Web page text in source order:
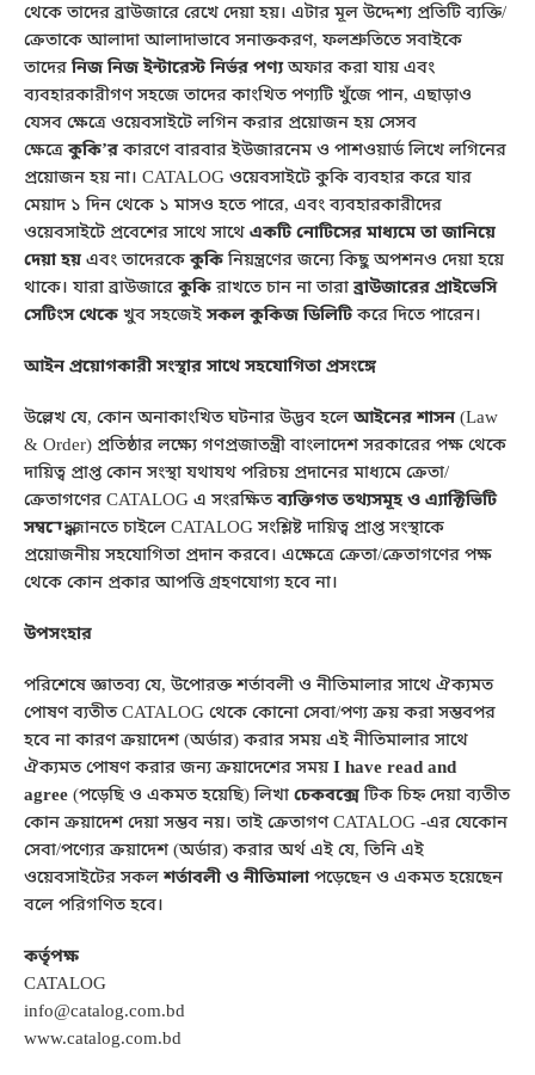
থেকে তাদের ব্রাউজারে রেখে দেয়া হয়। এটার মূল উদ্দেশ্য প্রতিটি ব্যক্তি/
ক্রেতাকে আলাদা আলাদাভাবে সনাক্তকরণ, ফলশ্রুতিতে সবাইকে
তাদেরনিজ নিজ ইন্টারেস্ট নির্ভর পণ্যঅফার করা যায় এবং
ব্যবহারকারীগণ সহজে তাদের কাংখিত পণ্যটি খুঁজে পান, এছাড়াও
যেসব ক্ষেত্রে ওয়েবসাইটে লগিন করার প্রয়োজন হয় সেসব
ক্ষেত্রেকুকি’রকারণে বারবার ইউজারনেম ও পাশওয়ার্ড লিখে লগিনের
প্রয়োজন হয় না। CATALOG ওয়েবসাইটে কুকি ব্যবহার করে যার
মেয়াদ ১ দিন থেকে ১ মাসও হতে পারে, এবং ব্যবহারকারীদের
ওয়েবসাইটে প্রবেশের সাথে সাথে একটি নোটিসের মাধ্যমে তা জানিয়ে
দেয়া হয় এবং তাদেরকেকুকিনিয়ন্ত্রণের জন্যে কিছু অপশনও দেয়া হয়ে
থাকে। যারা ব্রাউজারেকুকিরাখতে চান না তারাব্রাউজারের প্রাইভেসি
সেটিংস থেকে খুব সহজেইসকল কুকিজ ডিলিটিকরে দিতে পারেন।
আইন প্রয়োগকারী সংস্থার সাথে সহযোগিতা প্রসংঙ্গে
উল্লেখ যে, কোন অনাকাংখিত ঘটনার উদ্ভব হলেআইনের শাসন(Law
& Order) প্রতিষ্ঠার লক্ষ্যে গণপ্রজাতন্ত্রী বাংলাদেশ সরকারের পক্ষ থেকে
দায়িত্ব প্রাপ্ত কোন সংস্থা যথাযথ পরিচয় প্রদানের মাধ্যমে ক্রেতা/
ক্রেতাগণের CATALOG এ সংরক্ষিতব্যক্তিগত তথ্যসমূহ ও এ্যাক্টিভিটি
সম্বন্ধেজানতে চাইলে CATALOG সংশ্লিষ্ট দায়িত্ব প্রাপ্ত সংস্থাকে
প্রয়োজনীয় সহযোগিতা প্রদান করবে। এক্ষেত্রে ক্রেতা/ক্রেতাগণের পক্ষ
থেকে কোন প্রকার আপত্তি গ্রহণযোগ্য হবে না।
উপসংহার
পরিশেষে জ্ঞাতব্য যে, উপোরক্ত শর্তাবলী ও নীতিমালার সাথে ঐক্যমত
পোষণ ব্যতীত CATALOG থেকে কোনো সেবা/পণ্য ক্রয় করা সম্ভবপর
হবে না কারণ ক্রয়াদেশ (অর্ডার) করার সময় এই নীতিমালার সাথে
ঐক্যমত পোষণ করার জন্য ক্রয়াদেশের সময়I have read and
agree (পড়েছি ও একমত হয়েছি) লিখা চেকবক্সেটিক চিহ্ন দেয়া ব্যতীত
কোন ক্রয়াদেশ দেয়া সম্ভব নয়। তাই ক্রেতাগণ CATALOG -এর যেকোন
সেবা/পণ্যের ক্রয়াদেশ (অর্ডার) করার অর্থ এই যে, তিনি এই
ওয়েবসাইটের সকল শর্তাবলী ও নীতিমালাপড়েছেন ও একমত হয়েছেন
বলে পরিগণিত হবে।
কর্তৃপক্ষ
CATALOG
info@catalog.com.bd
www.catalog.com.bd